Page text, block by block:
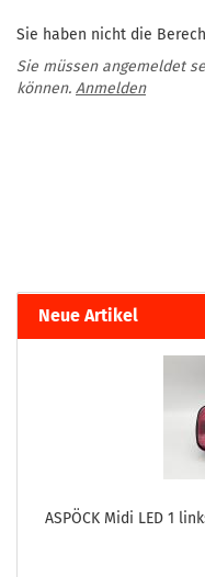
Sie haben nicht die
Sie müssen angemeldet
können. Anmelden
Neue Artikel
ASPÖCK Midi LED 1